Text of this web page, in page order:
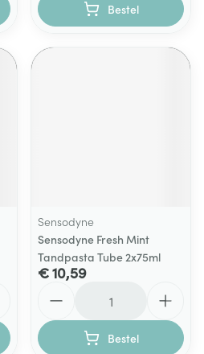
Bestel
Sensodyne
Sensodyne Fresh Mint
Tandpasta Tube 2x75ml
€ 10,59
Bestel